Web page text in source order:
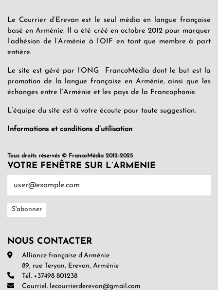
Le Courrier d’Erevan est le seul média en langue française
basé en Arménie. Il a été créé en octobre 2012 pour marquer
l’adhésion de l’Arménie à l’OIF en tant que membre à part
entière.
Le site est géré par l’ONG FrancoMédia dont le but est la
promotion de la langue française en Arménie, ainsi que les
échanges entre l’Arménie et les pays de la Francophonie.
L’équipe du site est à votre écoute pour toute suggestion.
Informations et conditions d’utilisation
Tous droits réservés © FrancoMédia 2012-2025
VOTRE FENÊTRE SUR L’ARMENIE
NOUS CONTACTER
Alliance française d’Arménie
89, rue Teryan, Erevan, Arménie
Tél. +37498 801238
Courriel. lecourrierderevan@gmail.com